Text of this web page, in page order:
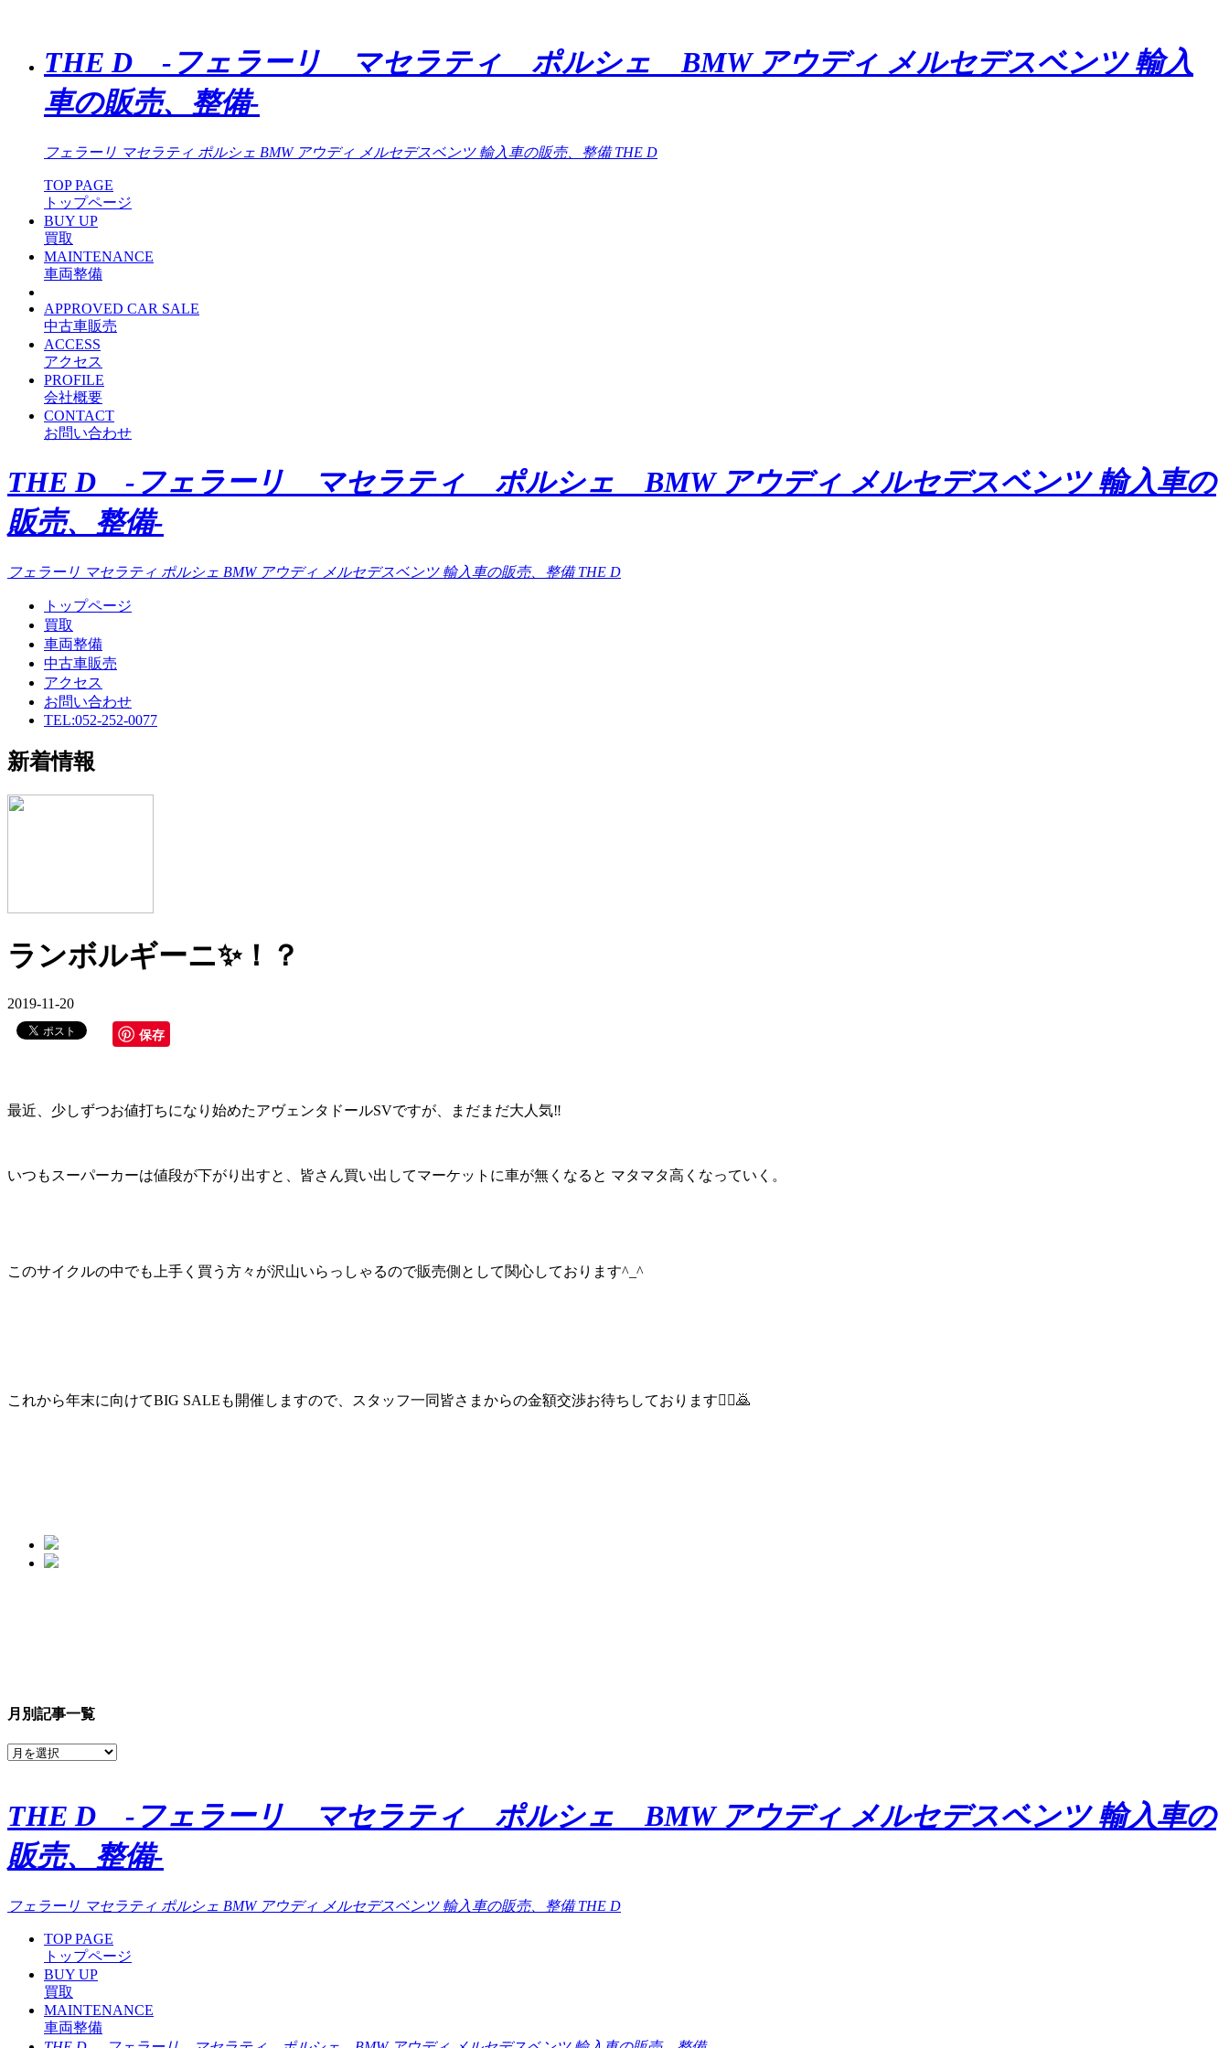
THE D -フェラーリ マセラティ ポルシェ BMW アウディ メルセデスベンツ 輸入
車の販売、整備-
フェラーリ マセラティ ポルシェ BMW アウディ メルセデスベンツ 輸入車の販売、整備 THE D
TOP PAGE
トップページ
BUY UP
買取
MAINTENANCE
車両整備
APPROVED CAR SALE
中古車販売
ACCESS
アクセス
PROFILE
会社概要
CONTACT
お問い合わせ
THE D -フェラーリ マセラティ ポルシェ BMW アウディ メルセデスベンツ 輸入車の
販売、整備-
フェラーリ マセラティ ポルシェ BMW アウディ メルセデスベンツ 輸入車の販売、整備 THE D
トップページ
買取
車両整備
中古車販売
アクセス
お問い合わせ
TEL:052-252-0077
新着情報
ランボルギーニ✨！？
2019-11-20
保存
最近、少しずつお値打ちになり始めたアヴェンタドールSVですが、まだまだ大人気‼︎
いつもスーパーカーは値段が下がり出すと、皆さん買い出してマーケットに車が無くなると マタマタ高くなっていく。
このサイクルの中でも上手く買う方々が沢山いらっしゃるので販売側として関心しております^_^
これから年末に向けてBIG SALEも開催しますので、スタッフ一同皆さまからの金額交渉お待ちしております🙆‍♂️🙇
月別記事一覧
THE D -フェラーリ マセラティ ポルシェ BMW アウディ メルセデスベンツ 輸入車の
販売、整備-
フェラーリ マセラティ ポルシェ BMW アウディ メルセデスベンツ 輸入車の販売、整備 THE D
TOP PAGE
トップページ
BUY UP
買取
MAINTENANCE
車両整備